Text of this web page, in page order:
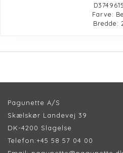
Farve:
Bredde:
Pagunette A/S
Skælskør Landevej 39
DK-4200 Slagelse
Telefon:+45 58 57 04 00